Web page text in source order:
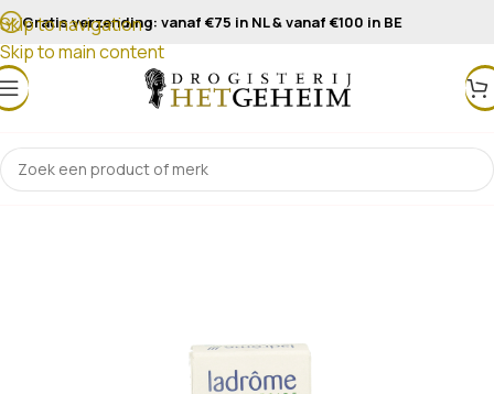
Skip to navigation
Skip to main content
Gratis verzending: vanaf €75 in NL & vanaf €100 in BE